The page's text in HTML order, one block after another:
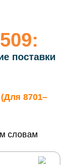
поставки
8701–
словам